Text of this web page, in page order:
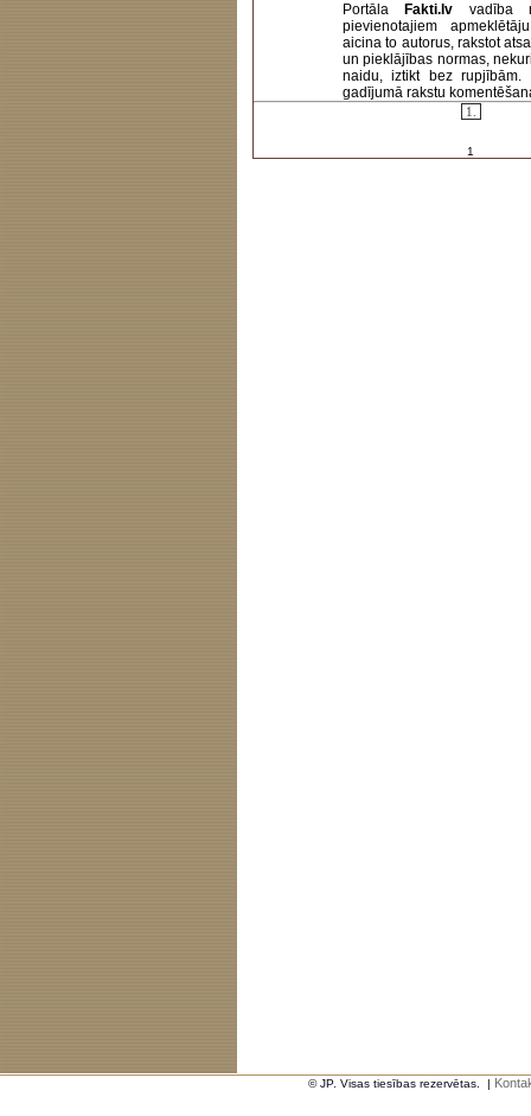
Portāla Fakti.lv vadība
pievienotajiem
aicina to autorus, rakstot
un pieklājības normas,
naidu, iztikt bez rupjībām.
gadījumā rakstu
1.
1
© JP. Visas tiesības rezervētas. |